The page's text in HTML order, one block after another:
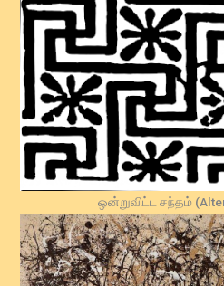
ஒன்றுவிட்ட சந்தம்